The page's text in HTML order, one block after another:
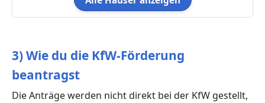
3) Wie du die KfW-Förderung
beantragst
Die Anträge werden nicht direkt bei der KfW gestellt,